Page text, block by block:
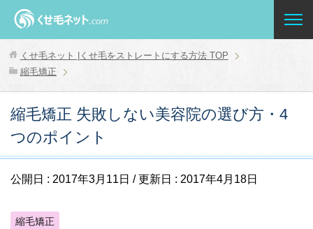
くせ毛ネット |くせ毛をストレートにする方法TOP
縮毛矯正
縮毛矯正 失敗しない美容院の選び方・4
つのポイント
公開日 : 2017年3月11日 / 更新日 : 2017年4月18日
縮毛矯正